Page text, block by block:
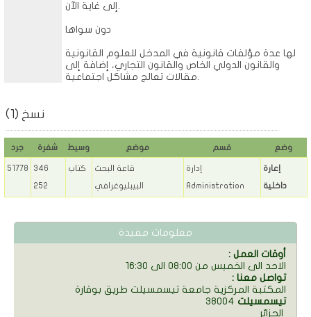
إلى غاية الآن.
دون سواها
لها عدة مؤلفات قانونية في المدخل للعلوم القانونية
والقانون الدولي الخاص والقانون التجاري، إضافة إلى
مقالات تعالج مشاكل اجتماعية.
نسخ (1)
جرد شفرة وسيط موضع قسم وضع
51778 346
252
كتاب قاعة البحث
البيبليوغرافي
إدارة
Administration
إعارة
داخلية
معلومات مفيدة
: أوقات العمل
الاحد الى الخميس من 08:00 الى 16:30
: تواصل معنا
المكتبة المركزية جامعة تيسمسيلت طريق بوقارة
38004 تيسمسيلت